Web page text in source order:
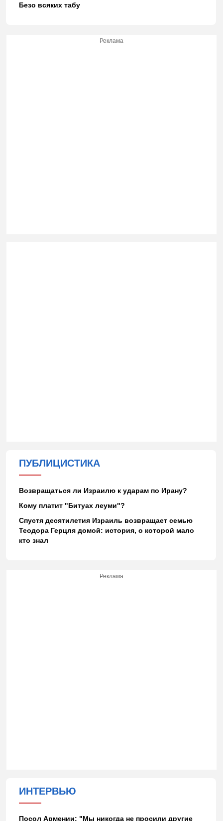
Безо всяких табу
Реклама
ПУБЛИЦИСТИКА
Возвращаться ли Израилю к ударам по Ирану?
Кому платит "Битуах леуми"?
Спустя десятилетия Израиль возвращает семью
Теодора Герцля домой: история, о которой мало
кто знал
Реклама
ИНТЕРВЬЮ
Посол Армении: "Мы никогда не просили другие